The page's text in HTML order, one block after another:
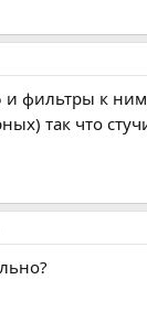
и фильтры к
так что